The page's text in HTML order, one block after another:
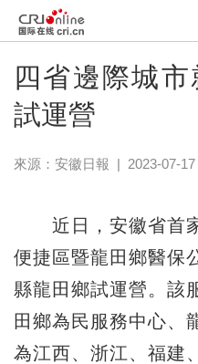
四省邊際城
試運營
來源： 安徽日報 | 2023-07-
近日，安徽省首家
便捷區暨龍田鄉醫保
縣龍田鄉試運營。該
田鄉為民服務中心、
為江西、浙江、福建